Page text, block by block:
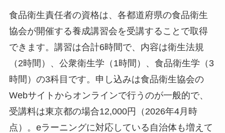
食品衛生責任者の資格は、各都道府県の食品衛生
協会が開催する養成講習会を受講することで取得
できます。講習は合計6時間で、内容は衛生法規
（2時間）、公衆衛生学（1時間）、食品衛生学（3
時間）の3科目です。申し込みは食品衛生協会の
Webサイトからオンラインで行うのが一般的で、
受講料は東京都の場合12,000円（2026年4月時
点）。eラーニングに対応している自治体も増えて